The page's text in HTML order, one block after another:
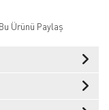
Bu Ürünü Paylaş